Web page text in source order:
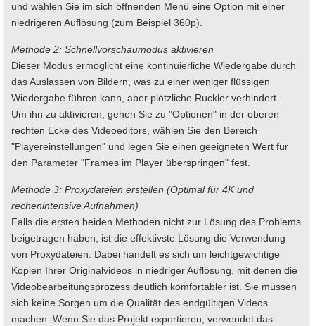
und wählen Sie im sich öffnenden Menü eine Option mit einer
niedrigeren Auflösung (zum Beispiel 360p).
Methode 2: Schnellvorschaumodus aktivieren
Dieser Modus ermöglicht eine kontinuierliche Wiedergabe durch
das Auslassen von Bildern, was zu einer weniger flüssigen
Wiedergabe führen kann, aber plötzliche Ruckler verhindert.
Um ihn zu aktivieren, gehen Sie zu "Optionen" in der oberen
rechten Ecke des Videoeditors, wählen Sie den Bereich
"Playereinstellungen" und legen Sie einen geeigneten Wert für
den Parameter "Frames im Player überspringen" fest.
Methode 3: Proxydateien erstellen (Optimal für 4K und
rechenintensive Aufnahmen)
Falls die ersten beiden Methoden nicht zur Lösung des Problems
beigetragen haben, ist die effektivste Lösung die Verwendung
von Proxydateien. Dabei handelt es sich um leichtgewichtige
Kopien Ihrer Originalvideos in niedriger Auflösung, mit denen die
Videobearbeitungsprozess deutlich komfortabler ist. Sie müssen
sich keine Sorgen um die Qualität des endgültigen Videos
machen: Wenn Sie das Projekt exportieren, verwendet das